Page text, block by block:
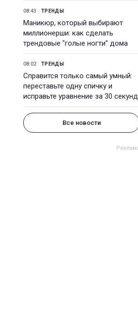
08:43 ТРЕНДЫ
Маникюр, который выбирают
миллионерши: как сделать
трендовые "голые ногти" дома
08:02 ТРЕНДЫ
Справится только самый умный:
переставьте одну спичку и
исправьте уравнение за 30 секунд
Все новости